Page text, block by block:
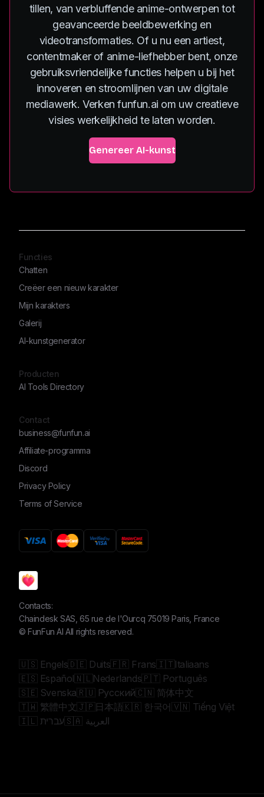
tillen, van verbluffende anime-ontwerpen tot
geavanceerde beeldbewerking en
videotransformaties. Of u nu een artiest,
contentmaker of anime-liefhebber bent, onze
gebruiksvriendelijke functies helpen u bij het
innoveren en stroomlijnen van uw digitale
mediawerk. Verken funfun.ai om uw creatieve
visies werkelijkheid te laten worden.
Genereer AI-kunst
Contacts:
Chaindesk SAS, 65 rue de l'Ourcq 75019 Paris, France
©FunFun AI All rights reserved.
Functies
Chatten
Creëer een nieuw karakter
Mijn karakters
Galerij
AI-kunstgenerator
Producten
AI Tools Directory
Contact
business@funfun.ai
Affiliate-programma
Discord
Privacy Policy
Terms of Service
🇺🇸 Engels🇩🇪 Duits🇫🇷 Frans🇮🇹Italiaans
🇪🇸 Español🇳🇱Nederlands🇵🇹 Português
🇸🇪 Svenska🇷🇺 Русский🇨🇳 简体中文
🇹🇼 繁體中文🇯🇵日本語🇰🇷 한국어🇻🇳 Tiếng Việt
🇮🇱 עברית
🇸🇦 العربية